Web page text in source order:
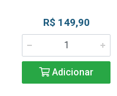
R$ 149,90
Adicionar